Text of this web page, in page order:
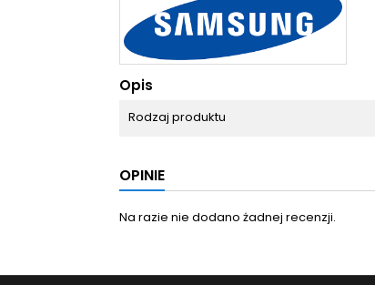
Opis
Rodzaj produktu
OPINIE
Na razie nie dodano żadnej recenzji.